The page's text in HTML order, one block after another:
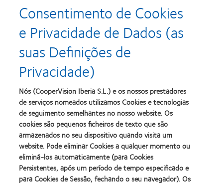
Learn
more
about
Prémio
Silmo
d’Or
para
o
melhor
produto
com
MyDay™
(2013)
Learn
more
about
Produto
do
Ano
Contacto
(2013)
Learn
about
2012
&
2010
Melhores
Empresas
para
Líderes
(2012)
about
2011
Best
Factory
Awards
(2011)
Learn
more
about
ODMA
2011
(2011)
Learn
more
about
2012
Manufacturing
Learn
Consentimento de Cookies
e Privacidade de Dados (as
suas Definições de
Privacidade)
Nós (CooperVision Iberia S.L.) e os nossos prestadores
de serviços nomeados utilizamos Cookies e tecnologias
de seguimento semelhantes no nosso website. Os
cookies são pequenos ficheiros de texto que são
armazenados no seu dispositivo quando visita um
website. Pode eliminar Cookies a qualquer momento ou
eliminá-los automaticamente (para Cookies
Persistentes, após um período de tempo especificado e
para Cookies de Sessão, fechando o seu navegador). Os